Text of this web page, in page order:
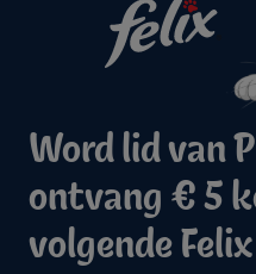
Word lid van
ontvang € 5
volgende
Purina